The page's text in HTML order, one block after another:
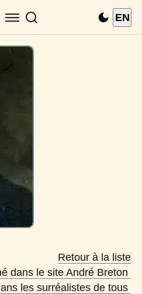
EN
Retour à la liste
dans le site André Breton
les surréalistes de tous